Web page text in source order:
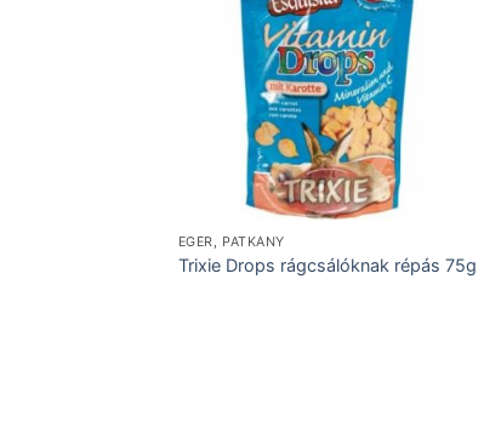
EGÉR, PATKÁNY
Trixie Drops rágcsálóknak répás 75g